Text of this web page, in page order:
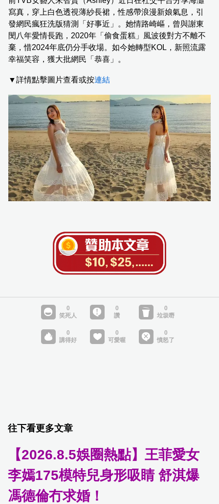
寫真，穿上白色透視薄紗長裙，性感帶浪漫新娘氣息，引
發網民瘋狂洗版猜測「好事近」。她情路崎嶇，曾與謝東
閔八年愛情長跑，2020年「偷食蛋糕」風波後對方不離不
棄，惜2024年底仍分手收場。如今她轉型KOL，新照流露
幸福笑容，獲大批網民「恭喜」。
▼詳情點擊圖片查看或按連結
往下看更多文章
【2026.8.5娛圈熱點】王菲愛女
李嫣175模特兒身形吸睛 舒淇爆
馮德倫冇求婚！